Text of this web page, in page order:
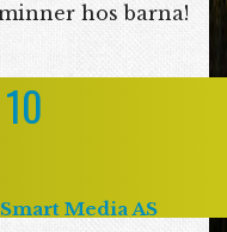
hos barna!
Smart Media AS